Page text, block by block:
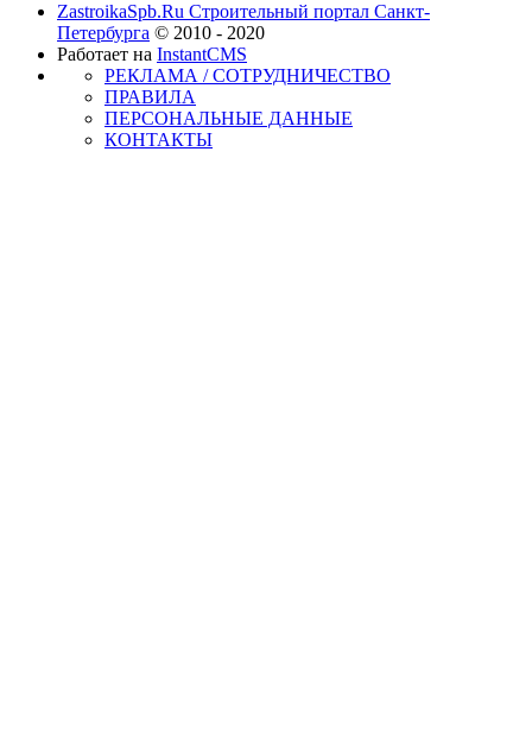
ZastroikaSpb.Ru Строительный портал Санкт-
Петербурга © 2010 - 2020
Работает на InstantCMS
РЕКЛАМА / СОТРУДНИЧЕСТВО
ПРАВИЛА
ПЕРСОНАЛЬНЫЕ ДАННЫЕ
КОНТАКТЫ